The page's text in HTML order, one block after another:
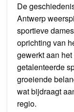
De
Antwerp
sportieve
oprichting van
gewerkt aan
getalenteerde
groeiende
wat bijdraagt
regio.